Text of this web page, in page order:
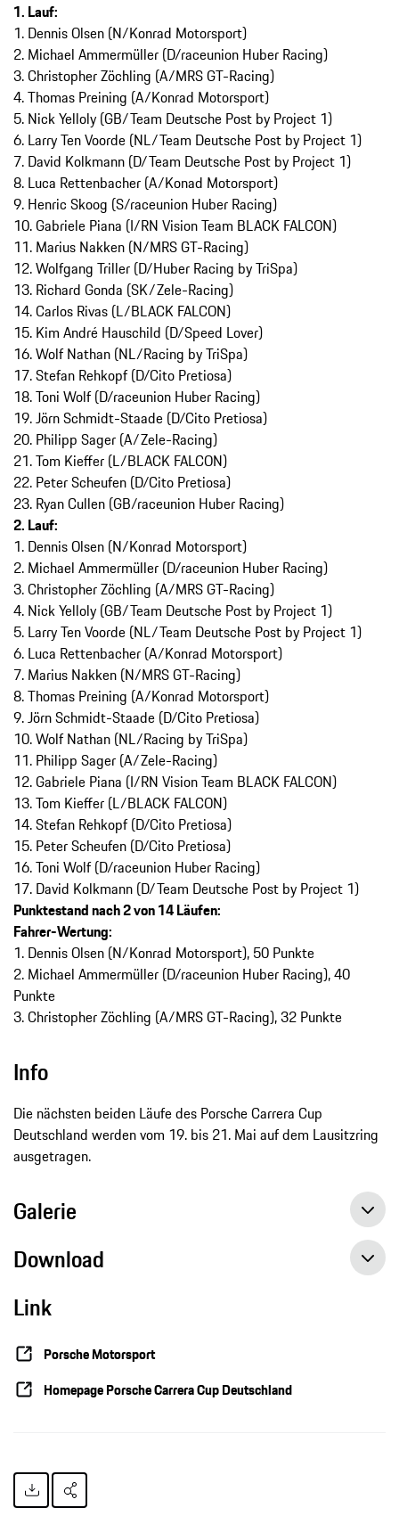
1. Lauf:
1. Dennis Olsen (N/Konrad Motorsport)
2. Michael Ammermüller (D/raceunion Huber Racing)
3. Christopher Zöchling (A/MRS GT-Racing)
4. Thomas Preining (A/Konrad Motorsport)
5. Nick Yelloly (GB/Team Deutsche Post by Project 1)
6. Larry Ten Voorde (NL/Team Deutsche Post by Project 1)
7. David Kolkmann (D/Team Deutsche Post by Project 1)
8. Luca Rettenbacher (A/Konad Motorsport)
9. Henric Skoog (S/raceunion Huber Racing)
10. Gabriele Piana (I/RN Vision Team BLACK FALCON)
11. Marius Nakken (N/MRS GT-Racing)
12. Wolfgang Triller (D/Huber Racing by TriSpa)
13. Richard Gonda (SK/Zele-Racing)
14. Carlos Rivas (L/BLACK FALCON)
15. Kim André Hauschild (D/Speed Lover)
16. Wolf Nathan (NL/Racing by TriSpa)
17. Stefan Rehkopf (D/Cito Pretiosa)
18. Toni Wolf (D/raceunion Huber Racing)
19. Jörn Schmidt-Staade (D/Cito Pretiosa)
20. Philipp Sager (A/Zele-Racing)
21. Tom Kieffer (L/BLACK FALCON)
22. Peter Scheufen (D/Cito Pretiosa)
23. Ryan Cullen (GB/raceunion Huber Racing)
2. Lauf:
1. Dennis Olsen (N/Konrad Motorsport)
2. Michael Ammermüller (D/raceunion Huber Racing)
3. Christopher Zöchling (A/MRS GT-Racing)
4. Nick Yelloly (GB/Team Deutsche Post by Project 1)
5. Larry Ten Voorde (NL/Team Deutsche Post by Project 1)
6. Luca Rettenbacher (A/Konrad Motorsport)
7. Marius Nakken (N/MRS GT-Racing)
8. Thomas Preining (A/Konrad Motorsport)
9. Jörn Schmidt-Staade (D/Cito Pretiosa)
10. Wolf Nathan (NL/Racing by TriSpa)
11. Philipp Sager (A/Zele-Racing)
12. Gabriele Piana (I/RN Vision Team BLACK FALCON)
13. Tom Kieffer (L/BLACK FALCON)
14. Stefan Rehkopf (D/Cito Pretiosa)
15. Peter Scheufen (D/Cito Pretiosa)
16. Toni Wolf (D/raceunion Huber Racing)
17. David Kolkmann (D/Team Deutsche Post by Project 1)
Punktestand nach 2 von 14 Läufen:
Fahrer-Wertung:
1. Dennis Olsen (N/Konrad Motorsport), 50 Punkte
2. Michael Ammermüller (D/raceunion Huber Racing), 40
Punkte
3. Christopher Zöchling (A/MRS GT-Racing), 32 Punkte
Info
Die nächsten beiden Läufe des Porsche Carrera Cup
Deutschland werden vom 19. bis 21. Mai auf dem Lausitzring
ausgetragen.
Galerie
Download
Link
Porsche Motorsport
Homepage Porsche Carrera Cup Deutschland